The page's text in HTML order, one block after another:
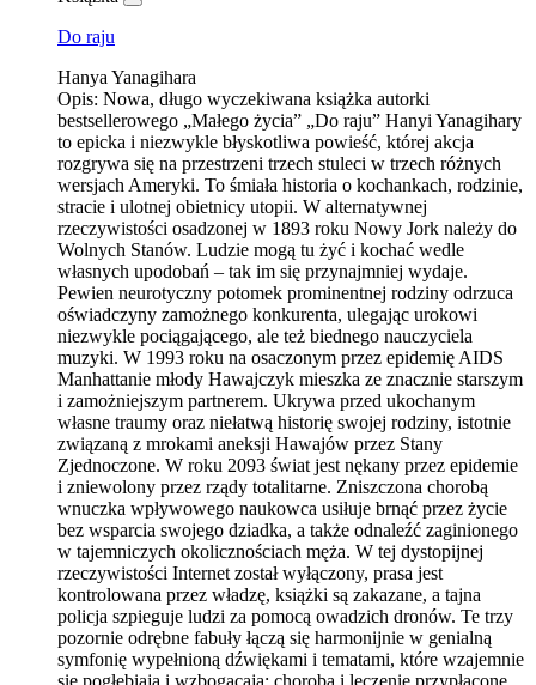
Do raju
Hanya Yanagihara
Opis: Nowa, długo wyczekiwana książka autorki
bestsellerowego „Małego życia” „Do raju” Hanyi Yanagihary
to epicka i niezwykle błyskotliwa powieść, której akcja
rozgrywa się na przestrzeni trzech stuleci w trzech różnych
wersjach Ameryki. To śmiała historia o kochankach, rodzinie,
stracie i ulotnej obietnicy utopii. W alternatywnej
rzeczywistości osadzonej w 1893 roku Nowy Jork należy do
Wolnych Stanów. Ludzie mogą tu żyć i kochać wedle
własnych upodobań – tak im się przynajmniej wydaje.
Pewien neurotyczny potomek prominentnej rodziny odrzuca
oświadczyny zamożnego konkurenta, ulegając urokowi
niezwykle pociągającego, ale też biednego nauczyciela
muzyki. W 1993 roku na osaczonym przez epidemię AIDS
Manhattanie młody Hawajczyk mieszka ze znacznie starszym
i zamożniejszym partnerem. Ukrywa przed ukochanym
własne traumy oraz niełatwą historię swojej rodziny, istotnie
związaną z mrokami aneksji Hawajów przez Stany
Zjednoczone. W roku 2093 świat jest nękany przez epidemie
i zniewolony przez rządy totalitarne. Zniszczona chorobą
wnuczka wpływowego naukowca usiłuje brnąć przez życie
bez wsparcia swojego dziadka, a także odnaleźć zaginionego
w tajemniczych okolicznościach męża. W tej dystopijnej
rzeczywistości Internet został wyłączony, prasa jest
kontrolowana przez władzę, książki są zakazane, a tajna
policja szpieguje ludzi za pomocą owadzich dronów. Te trzy
pozornie odrębne fabuły łączą się harmonijnie w genialną
symfonię wypełnioną dźwiękami i tematami, które wzajemnie
się pogłębiają i wzbogacają: choroba i leczenie przypłacone